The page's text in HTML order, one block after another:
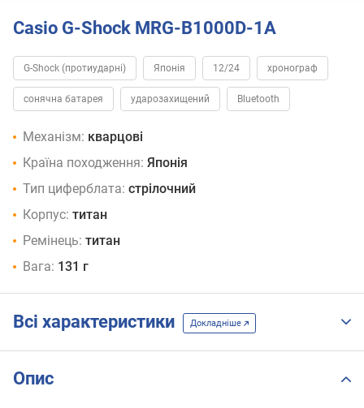
Casio G-Shock MRG-B1000D-1A
G-Shock (протиударні) Японія 12/24 хронограф
сонячна батарея ударозахищений Bluetooth
Механізм: кварцові
Країна походження: Японія
Тип циферблата: стрілочний
Корпус: титан
Ремінець: титан
Вага: 131 г
Всі характеристики Докладніше
Опис